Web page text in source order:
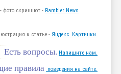
фото скриншот - Rambler News
к статье - Яндекс. Картинки.
Есть вопросы. Напишите нам.
правила поведения на сайте.